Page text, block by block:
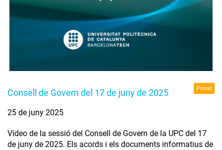
Consell de Govern del 17 de juny de 2025 Privat
25 de juny 2025
Vídeo de la sessió del Consell de Govern de la UPC del 17
de juny de 2025. Els acords i els documents informatius de